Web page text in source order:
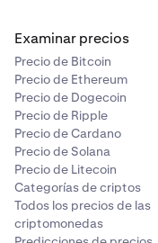
Examinar precios
Precio de Bitcoin
Precio de Ethereum
Precio de Dogecoin
Precio de Ripple
Precio de Cardano
Precio de Solana
Precio de Litecoin
Categorías de criptos
Todos los precios de las
criptomonedas